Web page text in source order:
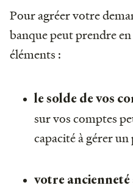
Pour agréer votre
banque peut prendre
éléments :
le solde de vos
sur vos comptes
capacité à gérer
votre ancienneté